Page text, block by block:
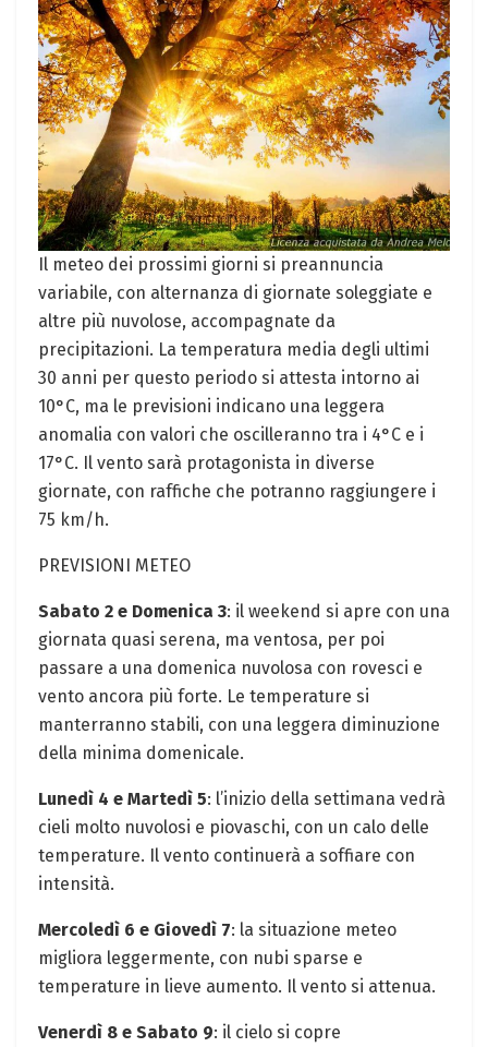
Il meteo dei prossimi giorni si preannuncia
variabile, con alternanza di giornate soleggiate e
altre più nuvolose, accompagnate da
precipitazioni. La temperatura media degli ultimi
30 anni per questo periodo si attesta intorno ai
10°C, ma le previsioni indicano una leggera
anomalia con valori che oscilleranno tra i 4°C e i
17°C. Il vento sarà protagonista in diverse
giornate, con raffiche che potranno raggiungere i
75 km/h.
PREVISIONI METEO
Sabato 2 e Domenica 3: il weekend si apre con una
giornata quasi serena, ma ventosa, per poi
passare a una domenica nuvolosa con rovesci e
vento ancora più forte. Le temperature si
manterranno stabili, con una leggera diminuzione
della minima domenicale.
Lunedì 4 e Martedì 5: l’inizio della settimana vedrà
cieli molto nuvolosi e piovaschi, con un calo delle
temperature. Il vento continuerà a soffiare con
intensità.
Mercoledì 6 e Giovedì 7: la situazione meteo
migliora leggermente, con nubi sparse e
temperature in lieve aumento. Il vento si attenua.
Venerdì 8 e Sabato 9: il cielo si copre